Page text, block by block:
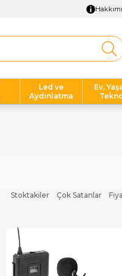
Led ve
Aydınlatma
Ev,
Çok Satanlar
Stoktakiler